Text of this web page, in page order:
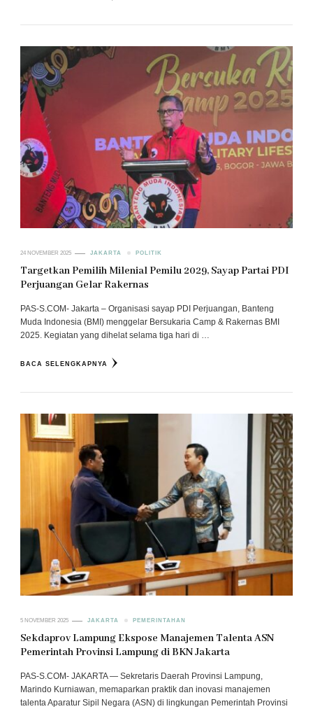
24 NOVEMBER 2025 JAKARTA POLITIK
Targetkan Pemilih Milenial Pemilu 2029, Sayap Partai PDI
Perjuangan Gelar Rakernas
PAS-S.COM- Jakarta – Organisasi sayap PDI Perjuangan, Banteng
Muda Indonesia (BMI) menggelar Bersukaria Camp & Rakernas BMI
2025. Kegiatan yang dihelat selama tiga hari di …
BACA SELENGKAPNYA
5 NOVEMBER 2025 JAKARTA PEMERINTAHAN
‎Sekdaprov Lampung Ekspose Manajemen Talenta ASN
Pemerintah Provinsi Lampung di BKN Jakarta
PAS-S.COM- JAKARTA — Sekretaris Daerah Provinsi Lampung,
Marindo Kurniawan, memaparkan praktik dan inovasi manajemen
talenta Aparatur Sipil Negara (ASN) di lingkungan Pemerintah Provinsi